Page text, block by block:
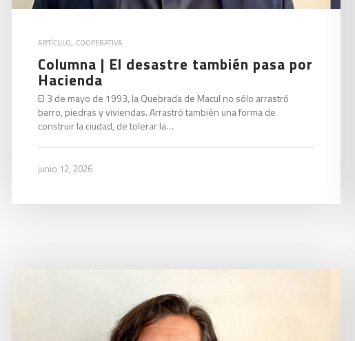
ARTÍCULO, COOPERATIVA
Columna | El desastre también pasa por
Hacienda
El 3 de mayo de 1993, la Quebrada de Macul no sólo arrastró
barro, piedras y viviendas. Arrastró también una forma de
construir la ciudad, de tolerar la…
junio 12, 2026